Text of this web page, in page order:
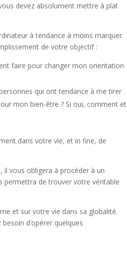
devez absolument mettre à plat
à tendance à moins marquer
de votre objectif :
faire pour changer mon orientation
qui ont tendance à me tirer
mon bien-être ? Si oui, comment et
dans votre vie, et in fine, de
il vous obligera à procéder à un
permettra de trouver votre véritable
et sur votre vie dans sa globalité.
d’opérer quelques